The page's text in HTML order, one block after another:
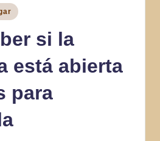
si la
está abierta
para